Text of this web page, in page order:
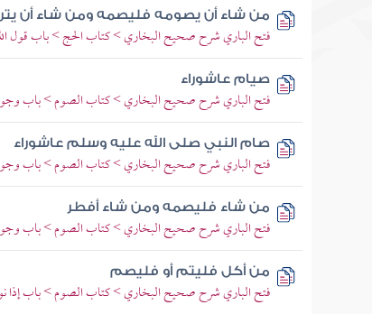
من شاء أن يصومه فليصمه ومن شاء أن
فتح الباري شرح صحيح البخاري > كتاب الحج > باب قول الله
صيام عاشوراء
فتح الباري شرح صحيح البخاري > كتاب الصوم > باب
صام النبي صلى الله عليه وسلم عاشوراء
فتح الباري شرح صحيح البخاري > كتاب الصوم > باب
من شاء فليصمه ومن شاء أفطر
فتح الباري شرح صحيح البخاري > كتاب الصوم > باب
من أكل فليتم أو فليصم
فتح الباري شرح صحيح البخاري > كتاب الصوم > باب إذا